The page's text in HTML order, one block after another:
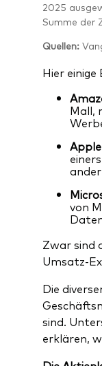
2025
Summe der
Quellen:
Hier einige
Mall,
von
Zwar sind
Umsatz-
Die
sind.
erklären,